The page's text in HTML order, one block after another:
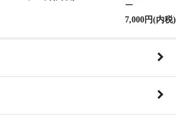
ー
7,000円(内税)